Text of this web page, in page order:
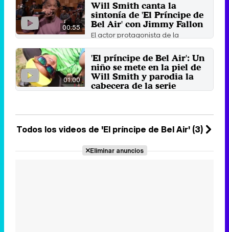
a excepción de Phil ...
14 de noviembre 2020
00:55
Will Smith canta la
sintonía de 'El Príncipe de
Bel Air' con Jimmy Fallon
El actor protagonista de la
sintonía en el programa de ...
25 de marzo 2018
01:00
'El príncipe de Bel Air': Un
niño se mete en la piel de
Will Smith y parodia la
cabecera de la serie
Todos los videos de 'El príncipe de Bel Air' (3)
Eliminar anuncios